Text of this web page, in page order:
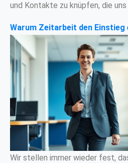
und Kontakte zu knüpfen, die
Warum Zeitarbeit den
Wir stellen immer wieder fest,